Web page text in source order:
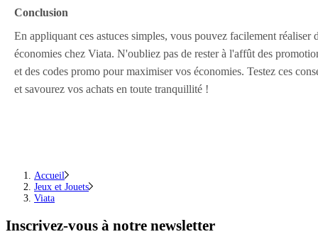
Conclusion
En appliquant ces astuces simples, vous pouvez facilement réaliser
économies chez Viata. N'oubliez pas de rester à l'affût des
et des codes promo pour maximiser vos économies. Testez ces
et savourez vos achats en toute tranquillité !
Accueil
Jeux et Jouets
Viata
Inscrivez-vous à notre newsletter